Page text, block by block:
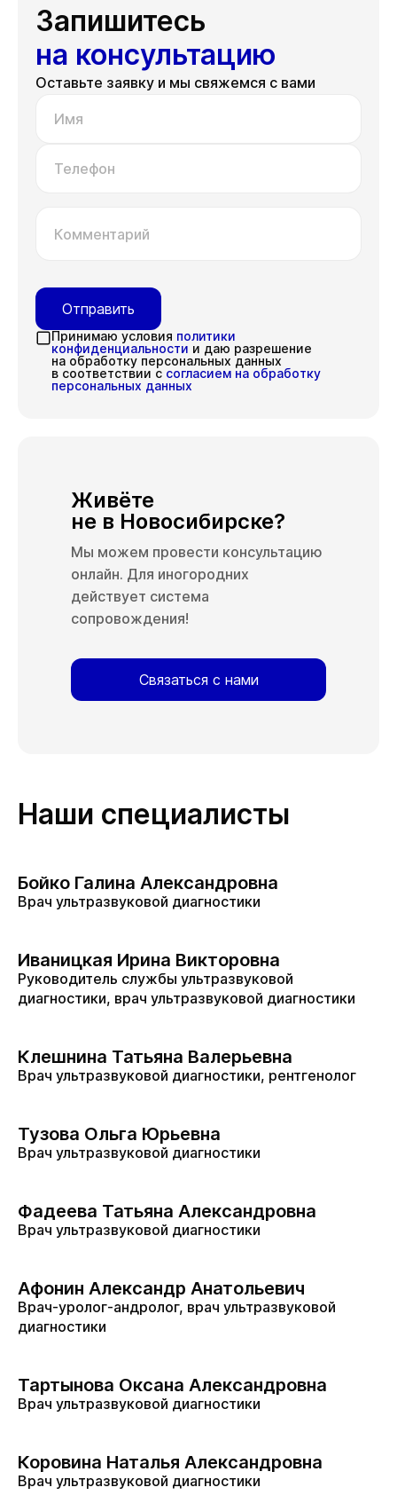
Запишитесь
на консультацию
Оставьте заявку и мы свяжемся с вами
Имя
Телефон
Комментарий
Принимаю условия политики
конфиденциальности и даю разрешение
на обработку персональных данных
в соответствии с согласием на обработку
персональных данных
Отправить
Живёте
не в Новосибирске?
Мы можем провести консультацию
онлайн. Для иногородних
действует система
сопровождения!
Связаться с нами
Наши специалисты
Бойко Галина Александровна
Врач ультразвуковой диагностики
Иваницкая Ирина Викторовна
Руководитель службы ультразвуковой
диагностики, врач ультразвуковой диагностики
Клешнина Татьяна Валерьевна
Врач ультразвуковой диагностики, рентгенолог
Тузова Ольга Юрьевна
Врач ультразвуковой диагностики
Фадеева Татьяна Александровна
Врач ультразвуковой диагностики
Афонин Александр Анатольевич
Врач-уролог-андролог, врач ультразвуковой
диагностики
Тартынова Оксана Александровна
Врач ультразвуковой диагностики
Коровина Наталья Александровна
Врач ультразвуковой диагностики